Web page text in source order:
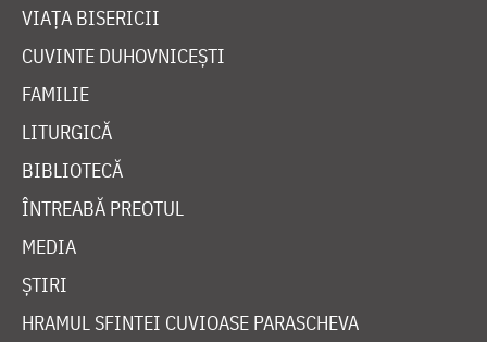
VIAȚA BISERICII
CUVINTE DUHOVNICEȘTI
FAMILIE
LITURGICĂ
BIBLIOTECĂ
ÎNTREABĂ PREOTUL
MEDIA
ȘTIRI
HRAMUL SFINTEI CUVIOASE PARASCHEVA